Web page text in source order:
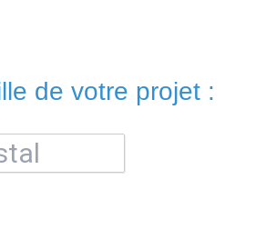
de votre projet :